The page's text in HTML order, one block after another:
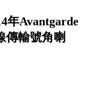
年Avantgarde
傳輸號角喇